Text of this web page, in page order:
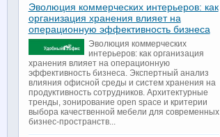
Эволюция коммерческих интерьеров: как
организация хранения влияет на
операционную эффективность бизнеса
Эволюция коммерческих
интерьеров: как организация
хранения влияет на операционную
эффективность бизнеса. Экспертный анализ
влияния офисной среды и систем хранения на
продуктивность сотрудников. Архитектурные
тренды, зонирование open space и критерии
выбора качественной мебели для современных
бизнес-пространств...